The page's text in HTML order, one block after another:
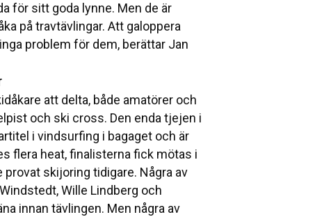
för sitt goda lynne. Men de är
på travtävlingar. Att galoppera
problem för dem, berättar Jan
att delta, både amatörer och
och ski cross. Den enda tjejen i
i vindsurfing i bagaget och är
flera heat, finalisterna fick mötas i
skijoring tidigare. Några av
Wille Lindberg och
innan tävlingen. Men några av